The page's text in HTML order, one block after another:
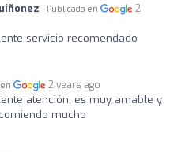
Publicada en
2
servicio recomendado
2 years ago
atención, es muy amable y
mucho